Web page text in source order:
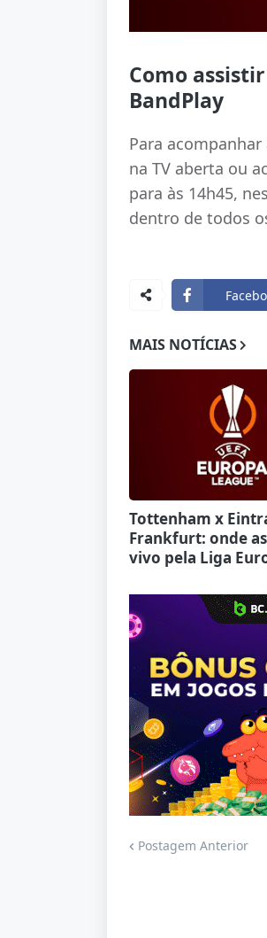
Como
BandPlay
Para
na TV aberta ou
para às 14h45,
dentro de todos
MAIS NOTÍCIAS
Tottenham x
Frankfurt: onde
vivo pela Liga
Jogue com
Postagem Anterior